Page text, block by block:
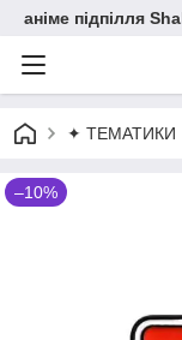
аніме підпілля
✦ ТЕМАТИКИ
–10%